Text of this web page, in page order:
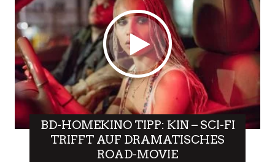
BD-HOMEKINO TIPP: KIN – SCI-FI
TRIFFT AUF DRAMATISCHES
ROAD-MOVIE